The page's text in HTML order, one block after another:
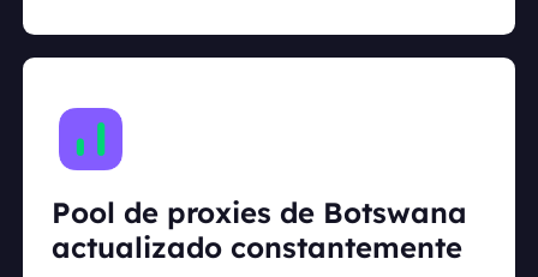
Pool de proxies de Botswana
actualizado constantemente